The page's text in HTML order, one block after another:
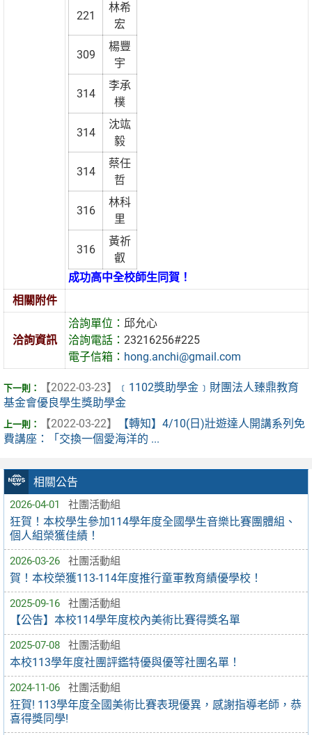
相關公告
2026-04-01 社團活動組
狂賀！本校學生參加114學年度全國學生音樂比賽團體組、
個人組榮獲佳績！
2026-03-26 社團活動組
賀！本校榮獲113-114年度推行童軍教育績優學校！
2025-09-16 社團活動組
【公告】本校114學年度校內美術比賽得獎名單
2025-07-08 社團活動組
本校113學年度社團評鑑特優與優等社團名單！
2024-11-06 社團活動組
狂賀! 113學年度全國美術比賽表現優異，感謝指導老師，恭
喜得獎同學!
221
林希
宏
309
楊豐
宇
314
李承
樸
314
沈竑
毅
314
蔡任
哲
316
林科
里
316
黃祈
叡
成功高中全校師生同賀！
相關附件
洽詢資訊
洽詢單位：邱允心
洽詢電話：23216256#225
電子信箱： hong.anchi@gmail.com
【2022-03-23】
﹝1102獎助學金﹞財團法人臻鼎教育
基金會優良學生獎助學金
【2022-03-22】
【轉知】4/10(日)壯遊達人開講系列免
費講座：「交換一個愛海洋的 ...